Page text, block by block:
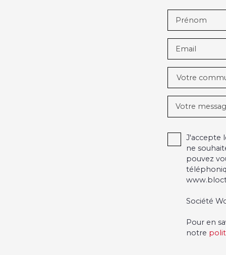
Prénom
Email
Votre
Votre
J'accepte
ne
pouvez
Société
Pour en
notre